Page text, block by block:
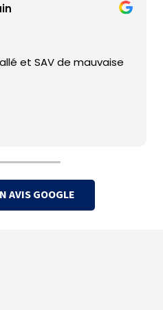
et SAV de mauvaise
AVIS GOOGLE